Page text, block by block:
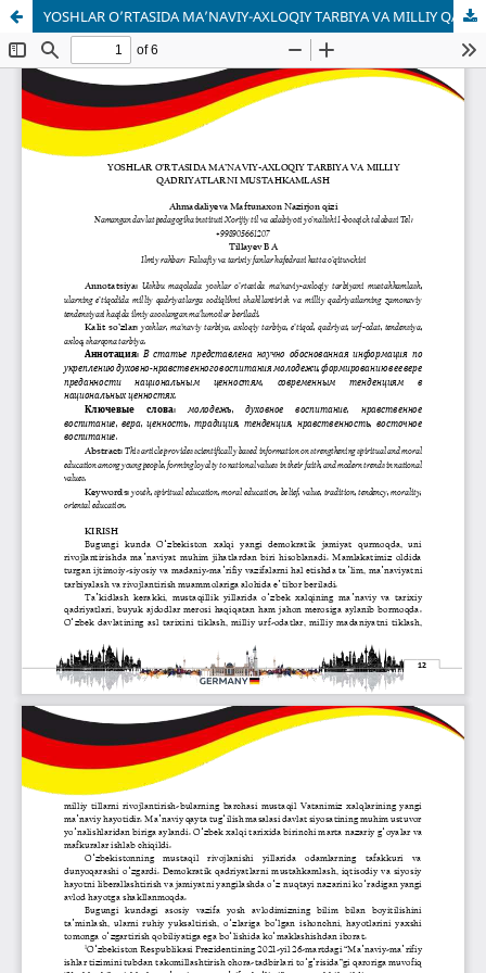
YOSHLAR O’RTASIDA MA’NAVIY-AXLOQIY TARBIYA VA MILLIY QADRIYATLARNI MUSTAHKAMLASH